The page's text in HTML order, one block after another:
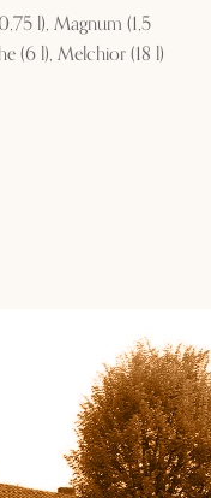
l), Magnum (1,5
(6 l), Melchior (18 l)